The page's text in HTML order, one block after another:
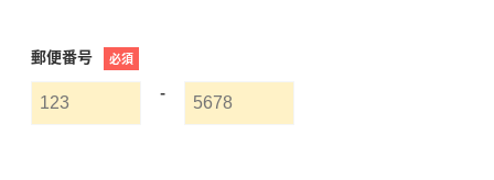
郵便番号 必須
-